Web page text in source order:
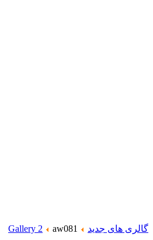
گالری های جدید Gallery 2 aw081